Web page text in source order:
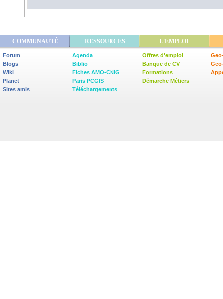
COMMUNAUTÉ RESSOURCES L'EMPLOI
Forum
Blogs
Wiki
Planet
Sites amis
Agenda
Biblio
Fiches AMO-CNIG
Paris PCGIS
Téléchargements
Offres d'emploi
Banque de CV
Formations
Démarche Métiers